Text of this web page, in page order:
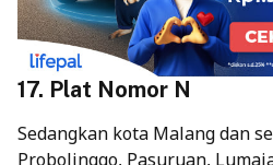
17. Plat Nomor N
Sedangkan kota Malang dan
Probolinggo, Pasuruan,